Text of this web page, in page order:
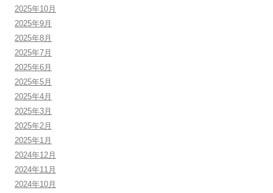
2025年10月
2025年9月
2025年8月
2025年7月
2025年6月
2025年5月
2025年4月
2025年3月
2025年2月
2025年1月
2024年12月
2024年11月
2024年10月